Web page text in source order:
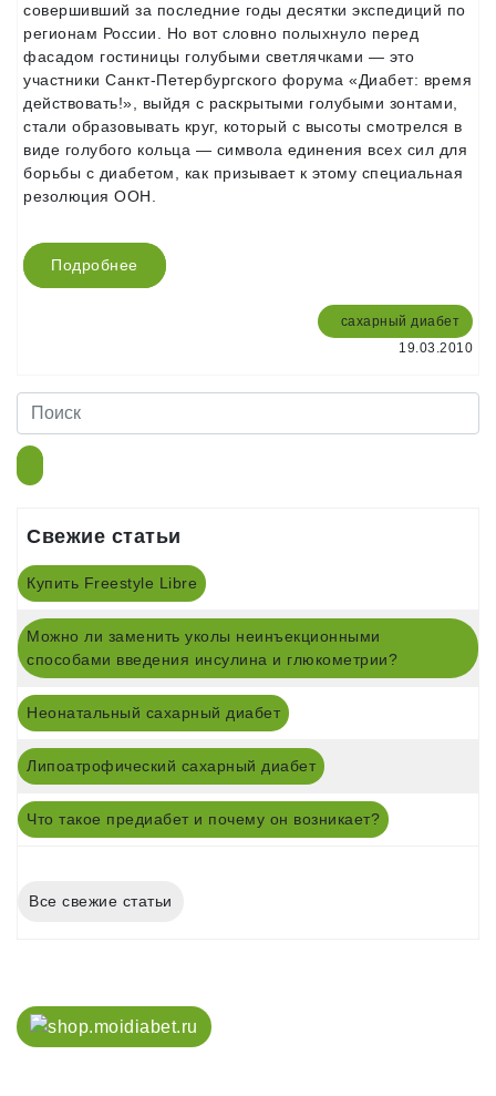
совершивший за последние годы десятки экспедиций по
регионам России. Но вот словно полыхнуло перед
фасадом гостиницы голубыми светлячками — это
участники Санкт-Петербургского форума «Диабет: время
действовать!», выйдя с раскрытыми голубыми зонтами,
стали образовывать круг, который с высоты смотрелся в
виде голубого кольца — символа единения всех сил для
борьбы с диабетом, как призывает к этому специальная
резолюция ООН.
Подробнее
сахарный диабет
19.03.2010
Свежие статьи
Купить Freestyle Libre
Можно ли заменить уколы неинъекционными
способами введения инсулина и глюкометрии?
Неонатальный сахарный диабет
Липоатрофический сахарный диабет
Что такое предиабет и почему он возникает?
Все свежие статьи